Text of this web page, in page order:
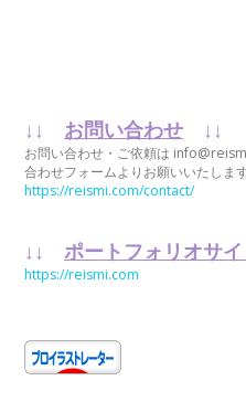
↓↓ お問い合わせ ↓↓
お問い合わせ・ご依頼は
合わせフォームよりお願いいたします
https://reismi.com/contact/
↓↓ ポートフォリオサイ
https://reismi.com